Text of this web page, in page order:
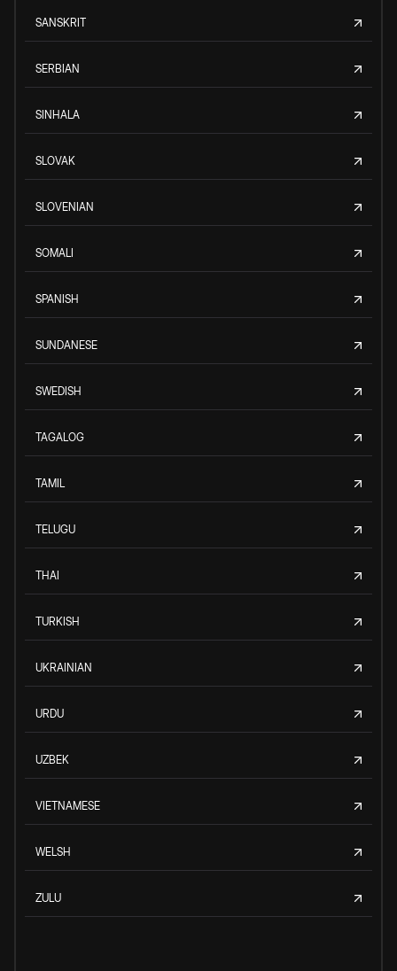
SANSKRIT
SERBIAN
SINHALA
SLOVAK
SLOVENIAN
SOMALI
SPANISH
SUNDANESE
SWEDISH
TAGALOG
TAMIL
TELUGU
THAI
TURKISH
UKRAINIAN
URDU
UZBEK
VIETNAMESE
WELSH
ZULU